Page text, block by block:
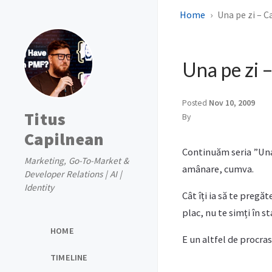
Titus
Capilnean
Marketing, Go-To-Market &
Developer Relations | AI |
Identity
HOME
TIMELINE
Home Una pe zi –
Una pe zi
Posted Nov 10, 2009
By
Continuăm seria
amânare, cumva.
Cât îți ia să te
plac, nu te simți în
E un altfel de